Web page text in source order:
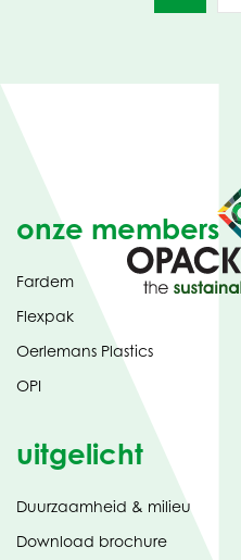
onze members
Fardem
Flexpak
Oerlemans Plastics
OPI
uitgelicht
Duurzaamheid & milieu
Download brochure(opent